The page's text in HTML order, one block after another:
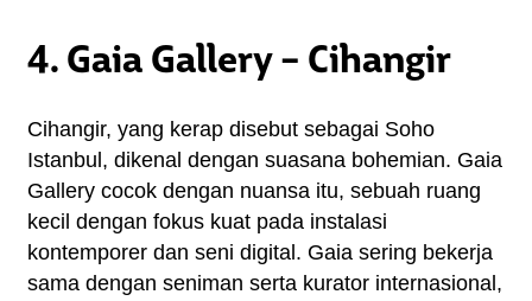
4. Gaia Gallery – Cihangir
Cihangir, yang kerap disebut sebagai Soho
Istanbul, dikenal dengan suasana bohemian. Gaia
Gallery cocok dengan nuansa itu, sebuah ruang
kecil dengan fokus kuat pada instalasi
kontemporer dan seni digital. Gaia sering bekerja
sama dengan seniman serta kurator internasional,